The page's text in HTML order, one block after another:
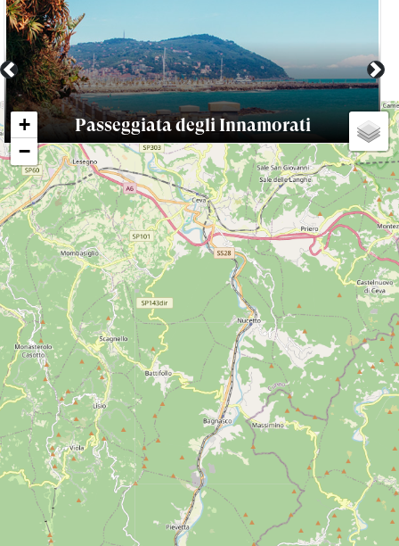
Passeggiata degli Innamorati
Previous
+
−